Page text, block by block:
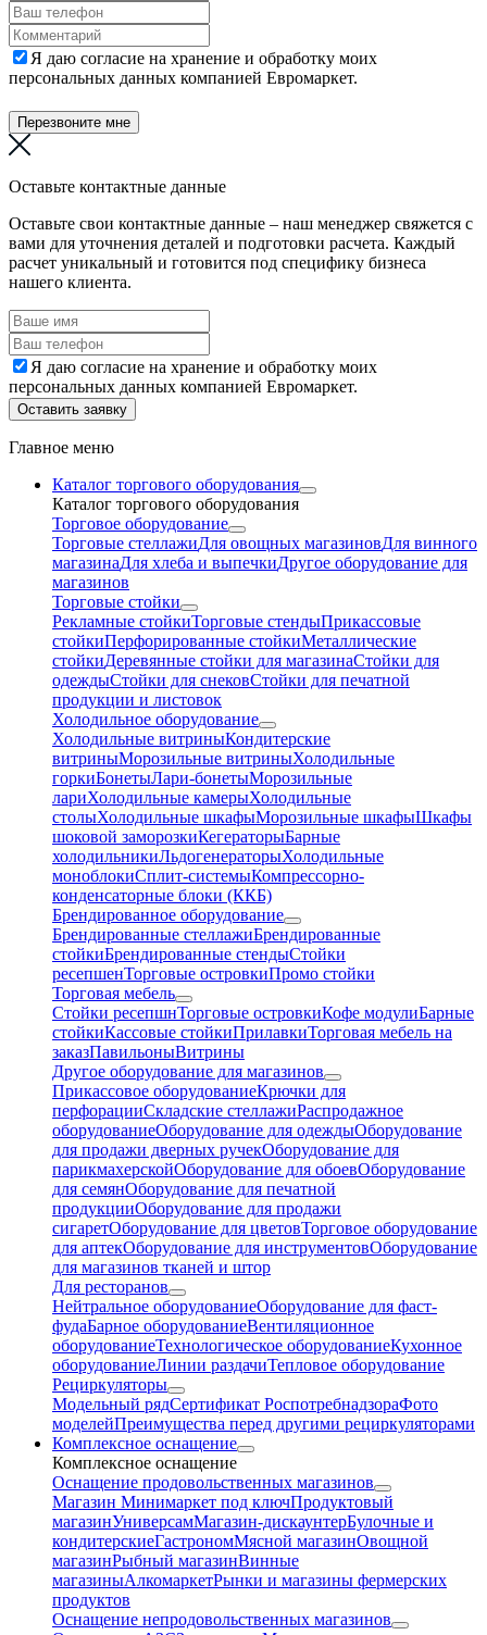
Я даю согласие на хранение и обработку моих
персональных данных компанией Евромаркет.
Перезвоните мне
Оставьте контактные данные
Оставьте свои контактные данные – наш менеджер свяжется с
вами для уточнения деталей и подготовки расчета. Каждый
расчет уникальный и готовится под специфику бизнеса
нашего клиента.
Я даю согласие на хранение и обработку моих
персональных данных компанией Евромаркет.
Оставить заявку
Главное меню
Каталог торгового оборудования
Каталог торгового оборудования
Торговое оборудование
Торговые стеллажиДля овощных магазиновДля винного
магазинаДля хлеба и выпечкиДругое оборудование для
магазинов
Торговые стойки
Рекламные стойкиТорговые стендыПрикассовые
стойкиПерфорированные стойкиМеталлические
стойкиДеревянные стойки для магазинаСтойки для
одеждыСтойки для снековСтойки для печатной
продукции и листовок
Холодильное оборудование
Холодильные витриныКондитерские
витриныМорозильные витриныХолодильные
горкиБонетыЛари-бонетыМорозильные
лариХолодильные камерыХолодильные
столыХолодильные шкафыМорозильные шкафыШкафы
шоковой заморозкиКегераторыБарные
холодильникиЛьдогенераторыХолодильные
моноблокиСплит-системыКомпрессорно-
конденсаторные блоки (ККБ)
Брендированное оборудование
Брендированные стеллажиБрендированные
стойкиБрендированные стендыСтойки
ресепшенТорговые островкиПромо стойки
Торговая мебель
Стойки ресепшнТорговые островкиКофе модулиБарные
стойкиКассовые стойкиПрилавкиТорговая мебель на
заказПавильоныВитрины
Другое оборудование для магазинов
Прикассовое оборудованиеКрючки для
перфорацииСкладские стеллажиРаспродажное
оборудованиеОборудование для одеждыОборудование
для продажи дверных ручекОборудование для
парикмахерскойОборудование для обоевОборудование
для семянОборудование для печатной
продукцииОборудование для продажи
сигаретОборудование для цветовТорговое оборудование
для аптекОборудование для инструментовОборудование
для магазинов тканей и штор
Для ресторанов
Нейтральное оборудованиеОборудование для фаст-
фудаБарное оборудованиеВентиляционное
оборудованиеТехнологическое оборудованиеКухонное
оборудованиеЛинии раздачиТепловое оборудование
Рециркуляторы
Модельный рядСертификат РоспотребнадзораФото
моделейПреимущества перед другими рециркуляторами
Комплексное оснащение
Комплексное оснащение
Оснащение продовольственных магазинов
Магазин Минимаркет под ключПродуктовый
магазинУниверсамМагазин-дискаунтерБулочные и
кондитерскиеГастрономМясной магазинОвощной
магазинРыбный магазинВинные
магазиныАлкомаркетРынки и магазины фермерских
продуктов
Оснащение непродовольственных магазинов